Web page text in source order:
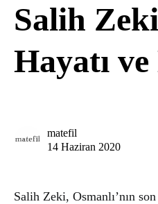
Salih
Hayatı
matefil
14 Haziran 2020
Salih Zeki, Osmanlı’nın